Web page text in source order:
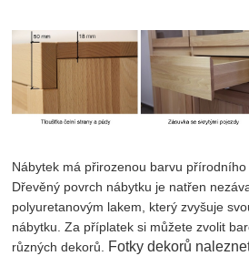
Nábytek má přirozenou barvu
Dřevěný povrch nábytku je natřen
polyuretanovým lakem, který zvyšuje
nábytku. Za příplatek si můžete zvolit
různých dekorů. Fotky dekorů